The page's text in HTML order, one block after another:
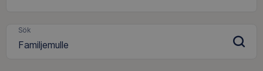
Sök